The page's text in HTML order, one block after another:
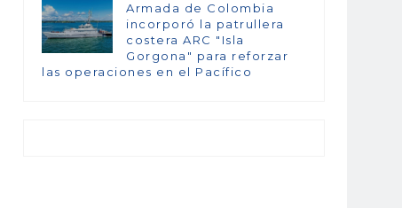
Armada de Colombia
incorporó la patrullera
costera ARC "Isla
Gorgona" para reforzar
las operaciones en el Pacífico